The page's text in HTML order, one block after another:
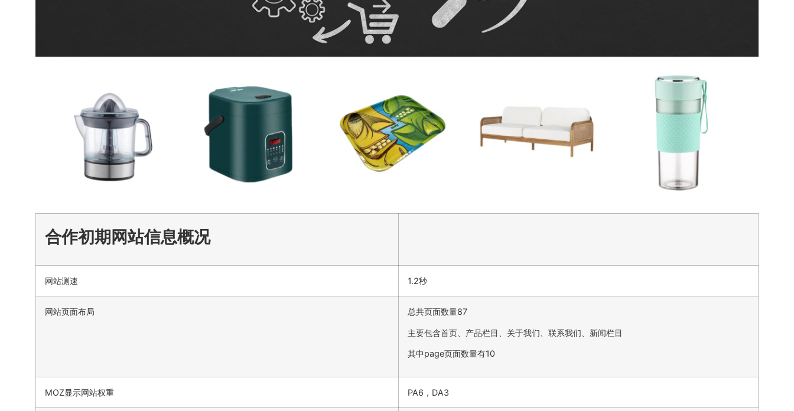
合作初期网站信息概况
网站测速 1.2秒
网站页面布局 总共页面数量87
主要包含首页、产品栏目、关于我们、联系我们、新闻栏目
其中page页面数量有10
MOZ显示网站权重 PA6，DA3